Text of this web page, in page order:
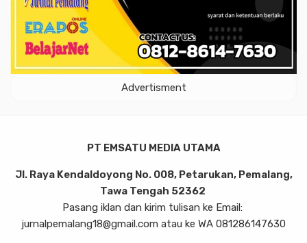
Advertisment
PT EMSATU MEDIA UTAMA
Jl. Raya Kendaldoyong No. 008, Petarukan, Pemalang,
Tawa Tengah 52362
Pasang iklan dan kirim tulisan ke Email:
jurnalpemalang18@gmail.com atau ke WA 081286147630